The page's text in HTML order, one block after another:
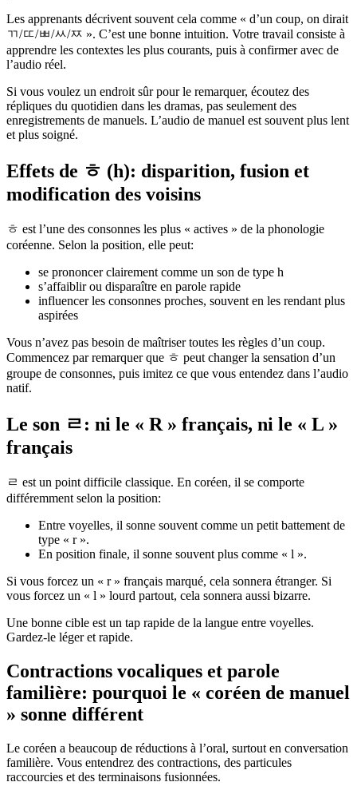
Les apprenants décrivent souvent cela comme « d’un coup, on dirait
ㄲ/ㄸ/ㅃ/ㅆ/ㅉ ». C’est une bonne intuition. Votre travail consiste à
apprendre les contextes les plus courants, puis à confirmer avec de
l’audio réel.
Si vous voulez un endroit sûr pour le remarquer, écoutez des
répliques du quotidien dans les dramas, pas seulement des
enregistrements de manuels. L’audio de manuel est souvent plus lent
et plus soigné.
Effets de ㅎ (h): disparition, fusion et
modification des voisins
ㅎ est l’une des consonnes les plus « actives » de la phonologie
coréenne. Selon la position, elle peut:
se prononcer clairement comme un son de type h
s’affaiblir ou disparaître en parole rapide
influencer les consonnes proches, souvent en les rendant plus
aspirées
Vous n’avez pas besoin de maîtriser toutes les règles d’un coup.
Commencez par remarquer que ㅎ peut changer la sensation d’un
groupe de consonnes, puis imitez ce que vous entendez dans l’audio
natif.
Le son ㄹ: ni le « R » français, ni le « L »
français
ㄹ est un point difficile classique. En coréen, il se comporte
différemment selon la position:
Entre voyelles, il sonne souvent comme un petit battement de
type « r ».
En position finale, il sonne souvent plus comme « l ».
Si vous forcez un « r » français marqué, cela sonnera étranger. Si
vous forcez un « l » lourd partout, cela sonnera aussi bizarre.
Une bonne cible est un tap rapide de la langue entre voyelles.
Gardez-le léger et rapide.
Contractions vocaliques et parole
familière: pourquoi le « coréen de manuel
» sonne différent
Le coréen a beaucoup de réductions à l’oral, surtout en conversation
familière. Vous entendrez des contractions, des particules
raccourcies et des terminaisons fusionnées.